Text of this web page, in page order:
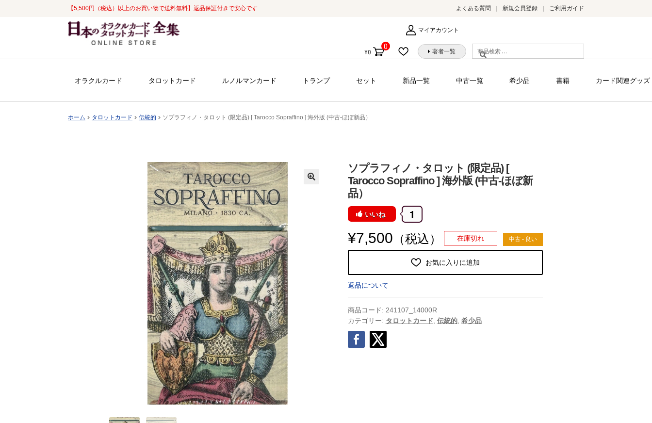
【5,500円（税込）以上のお買い物で送料無料】返品保証付きで安心です よくある質問 新規会員登録 ご利用ガイド
ナ
ビ
ン
コ
ン
ス
マイアカウント
検
索
象:
著者一覧
¥0
0
個
オラクルカード タロットカード ルノルマンカード トランプ セット 新品一覧 中古一覧 希少品 書籍 カード関連グッズ
ホーム タロットカード 伝統的 ソプラフィノ・タロット (限定品) [ Tarocco Sopraffino ] 海外版 (中古-ほぼ新品）
ソプラフィノ・タロット (限定品) [
Tarocco Sopraffino ] 海外版 (中古-ほぼ新
品）
いいね 1
中古 - 良い
¥7,500 （税込） 在庫切れ
お気に入りに追加
返品について
商品コード: 241107_14000R
カテゴリー: タロットカード, 伝統的, 希少品